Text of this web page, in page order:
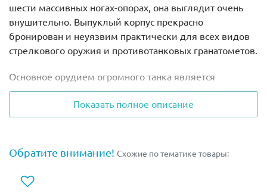
шести массивных ногах-опорах, она выглядит очень
внушительно. Выпуклый корпус прекрасно
бронирован и неуязвим практически для всех видов
стрелкового оружия и противотанковых гранатометов.
Основное орудием огромного танка является
электромагнитная плазменная пушка, установленная
на крыше. Она способна принимать различные
положения и быстро переключаться между
для одного пилота, который сидит в центральной
кабины открывается прекрасный обзор, благодаря
Показать полное описание
Обратите внимание! Схожие по тематике товары: